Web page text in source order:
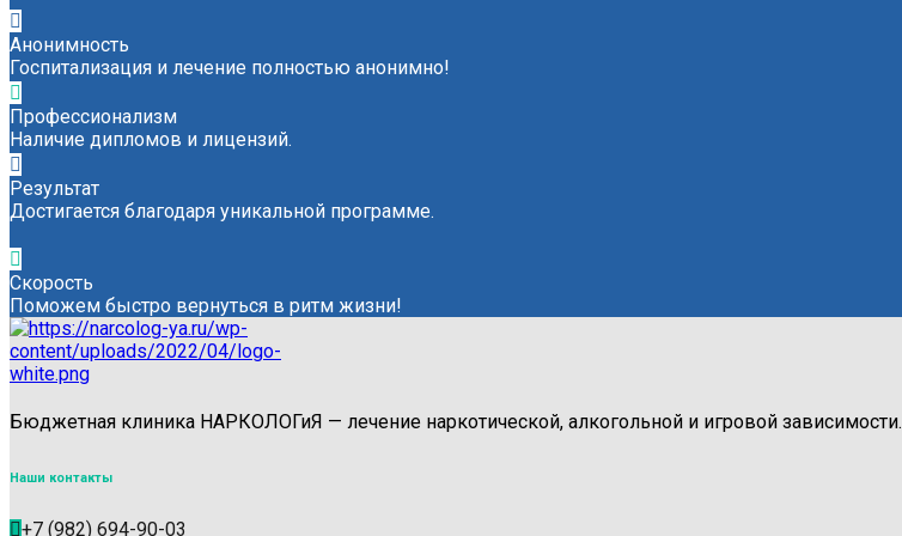
Анонимность
Госпитализация и лечение полностью анонимно!
Профессионализм
Наличие дипломов и лицензий.
Результат
Достигается благодаря уникальной программе.
Скорость
Поможем быстро вернуться в ритм жизни!
Бюджетная клиника НАРКОЛОГиЯ — лечение наркотической, алкогольной и игровой зависимости.
Наши контакты
+7 (982) 694-90-03